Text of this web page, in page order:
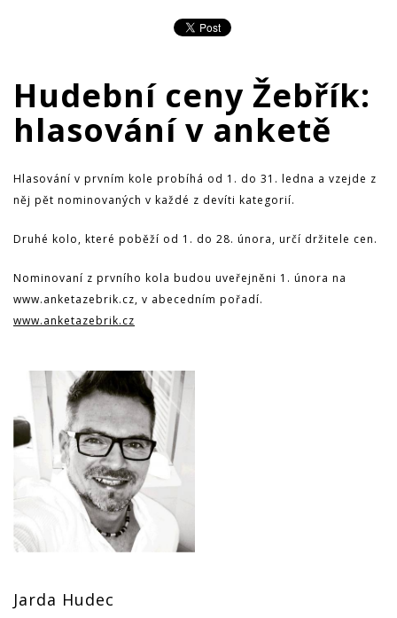
Hudební ceny Žebřík:
hlasování v anketě
Hlasování v prvním kole probíhá od 1. do 31. ledna a vzejde z
něj pět nominovaných v každé z devíti kategorií.
Druhé kolo, které poběží od 1. do 28. února, určí držitele cen.
Nominovaní z prvního kola budou uveřejněni 1. února na
www.anketazebrik.cz, v abecedním pořadí.
www.anketazebrik.cz
Jarda Hudec